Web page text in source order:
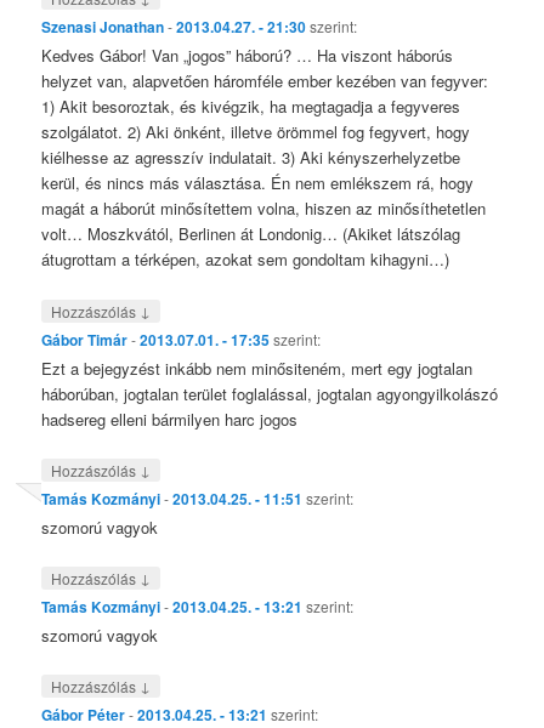
Szenasi Jonathan-2013.04.27. - 21:30szerint:
Kedves Gábor! Van „jogos” háború? … Ha viszont háborús
helyzet van, alapvetően háromféle ember kezében van fegyver:
1) Akit besoroztak, és kivégzik, ha megtagadja a fegyveres
szolgálatot. 2) Aki önként, illetve örömmel fog fegyvert, hogy
kiélhesse az agresszív indulatait. 3) Aki kényszerhelyzetbe
kerül, és nincs más választása. Én nem emlékszem rá, hogy
magát a háborút minősítettem volna, hiszen az minősíthetetlen
volt… Moszkvától, Berlinen át Londonig… (Akiket látszólag
átugrottam a térképen, azokat sem gondoltam kihagyni…)
Hozzászólás ↓
Gábor Timár-2013.07.01. - 17:35szerint:
Ezt a bejegyzést inkább nem minősiteném, mert egy jogtalan
háborúban, jogtalan terület foglalással, jogtalan agyongyilkolászó
hadsereg elleni bármilyen harc jogos
Hozzászólás ↓
Tamás Kozmányi-2013.04.25. - 11:51 szerint:
szomorú vagyok
Hozzászólás ↓
Tamás Kozmányi-2013.04.25. - 13:21 szerint:
szomorú vagyok
Hozzászólás ↓
Gábor Péter-2013.04.25. - 13:21 szerint: